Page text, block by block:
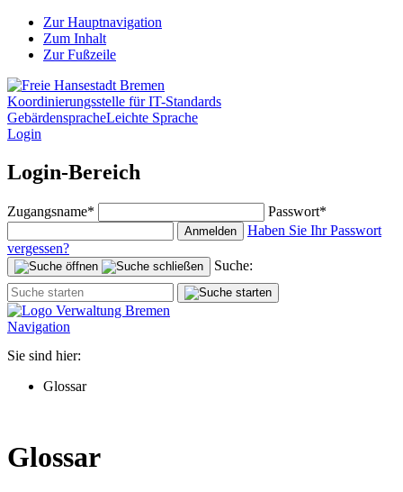
Zur Hauptnavigation
Zum Inhalt
Zur Fußzeile
Koordinierungsstelle für IT-Standards
GebärdenspracheLeichte Sprache
Login
Login-Bereich
Zugangsname* Passwort*
Anmelden
Haben Sie Ihr Passwort
vergessen?
Suche:
Navigation
Sie sind hier:
Glossar
Glossar